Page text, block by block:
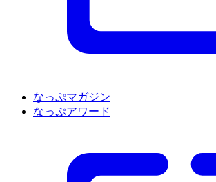
なっぷマガジン
なっぷアワード